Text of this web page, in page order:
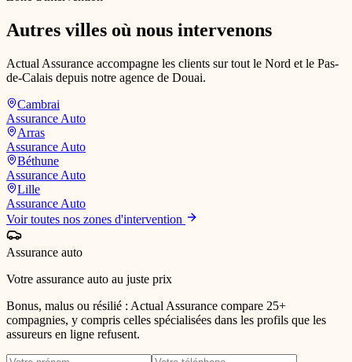
Autres villes où nous intervenons
Actual Assurance accompagne les clients sur tout le Nord et le Pas-
de-Calais depuis notre agence de Douai.
Cambrai
Assurance Auto
Arras
Assurance Auto
Béthune
Assurance Auto
Lille
Assurance Auto
Voir toutes nos zones d'intervention
Assurance auto
Votre assurance auto au juste prix
Bonus, malus ou résilié : Actual Assurance compare 25+
compagnies, y compris celles spécialisées dans les profils que les
assureurs en ligne refusent.